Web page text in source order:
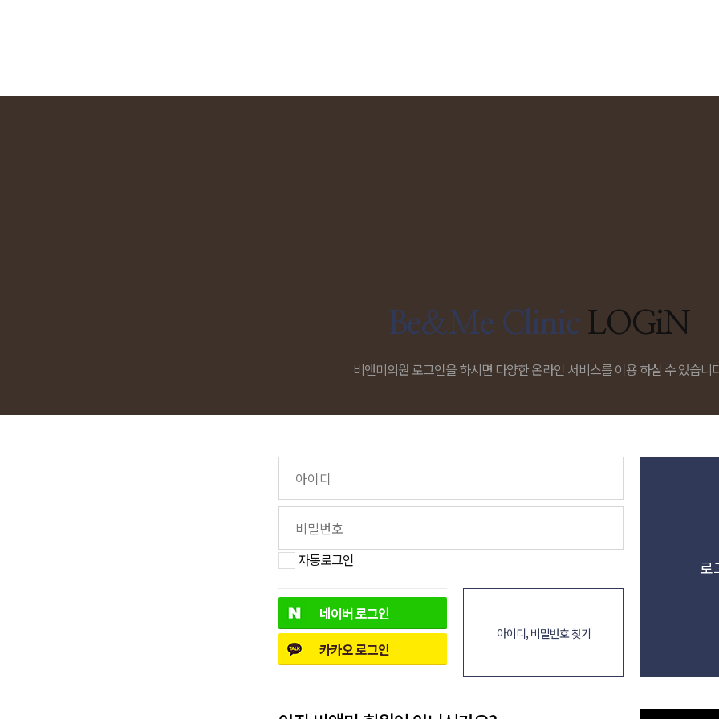
Be&Me Clinic LOGiN
비앤미의원 로그인을 하시면 다양한 온라인 서비스를 이용 하실 수 있습니
로
자동로그인
네이버로그인
카카오로그인
아이디, 비밀번호 찾기